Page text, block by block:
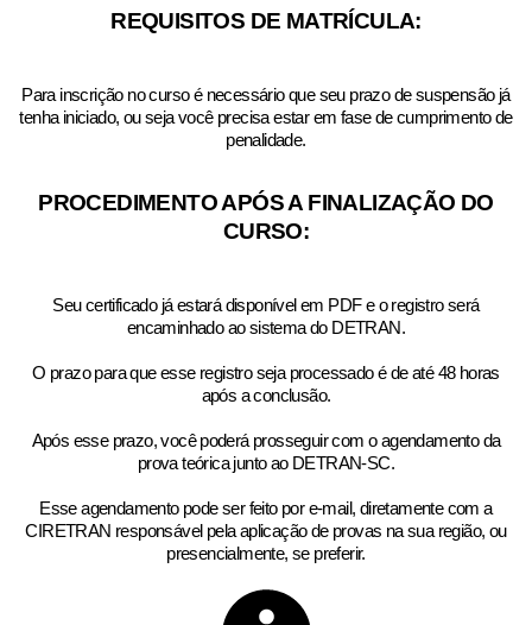
REQUISITOS DE MATRÍCULA:
Para inscrição no curso é necessário que seu prazo de suspensão já
tenha iniciado, ou seja você precisa estar em fase de cumprimento de
penalidade.​
PROCEDIMENTO APÓS A FINALIZAÇÃO DO
CURSO:
Seu certificado já estará disponível em PDF e o registro será
encaminhado ao sistema do DETRAN.
O prazo para que esse registro seja processado é de até 48 horas
após a conclusão.
Após esse prazo, você poderá prosseguir com o agendamento da
prova teórica junto ao DETRAN-SC.
Esse agendamento pode ser feito por e-mail, diretamente com a
CIRETRAN responsável pela aplicação de provas na sua região, ou
presencialmente, se preferir.